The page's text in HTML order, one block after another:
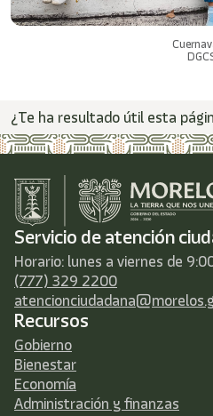
¿Te ha resultado útil esta
Servicio de atención
Horario: lunes a viernes de
(777) 329 2200
Recursos
Gobierno
Bienestar
Economía
Administración y finanzas